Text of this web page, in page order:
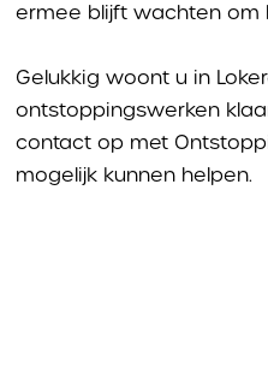
ermee blijft wachten om
Gelukkig woont u in
ontstoppingswerken
contact op met
mogelijk kunnen helpen.